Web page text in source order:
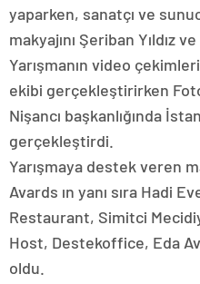
yaparken, sanatçı ve
makyajını Şeriban Yıldız
Yarışmanın video
ekibi gerçekleştirirken
Nişancı başkanlığında
gerçekleştirdi.
Yarışmaya destek veren
Avards ın yanı sıra Hadi
Restaurant, Simitci
Host, Destekoffice, Eda
oldu.